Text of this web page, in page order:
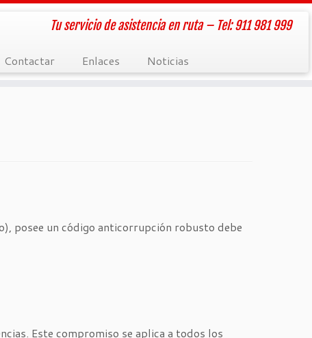
Tu servicio de asistencia en ruta – Tel: 911 981 999
Contactar Enlaces Noticias
posee un código anticorrupción robusto debe
Este compromiso se aplica a todos los